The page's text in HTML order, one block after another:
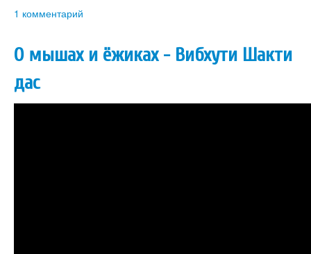
1 комментарий
О мышах и ёжиках - Вибхути Шакти
дас